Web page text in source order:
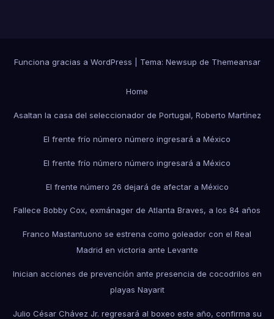
Funciona gracias a WordPress Tema: Newsup de Themeansar
Home
Asaltan la casa del seleccionador de Portugal, Roberto Martínez
El frente frío número número ingresará a México
El frente frío número número ingresará a México
El frente número 26 dejará de afectar a México
Fallece Bobby Cox, exmánager de Atlanta Braves, a los 84 años
Franco Mastantuono se estrena como goleador con el Real
Madrid en victoria ante Levante
Inician acciones de prevención ante presencia de cocodrilos en
playas Nayarit
Julio César Chávez Jr. regresará al boxeo este año, confirma su